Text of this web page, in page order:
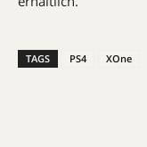
TAGS PS4 XOne